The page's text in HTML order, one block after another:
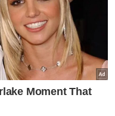
dilupuskan
peralatan